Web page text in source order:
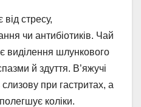
стресу,
чи антибіотиків. Чай
виділення шлункового
й здуття. В’яжучі
при гастритах, а
коліки.